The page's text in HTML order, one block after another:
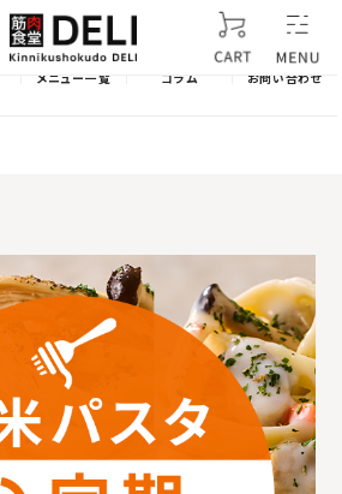
メニュー一覧 コラム お問い合わせ